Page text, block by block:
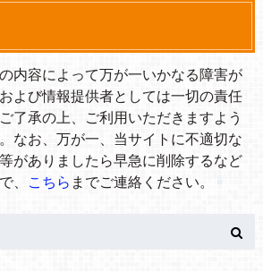
内容によって万が一いかなる障害が
よび情報提供者としては一切の責任
了承の上、ご利用いただきますよう
なお、万が一、当サイトに不適切な
がありましたら早急に削除するなど
、
こちら までご連絡ください。